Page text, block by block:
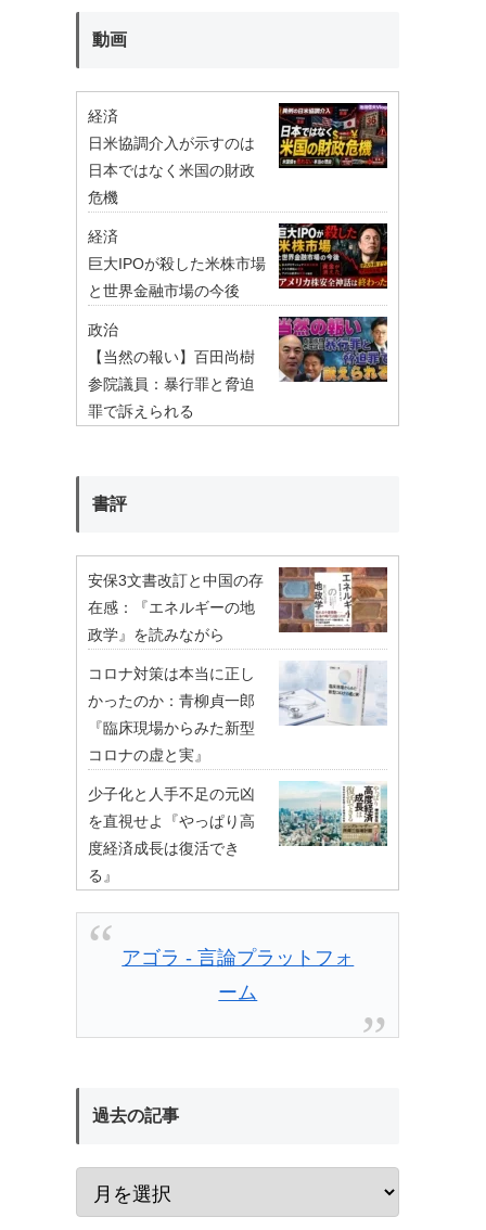
動画
経済
日米協調介入が示すのは
日本ではなく米国の財政
危機
経済
巨大IPOが殺した米株市場
と世界金融市場の今後
政治
【当然の報い】百田尚樹
参院議員：暴行罪と脅迫
罪で訴えられる
書評
安保3文書改訂と中国の存
在感：『エネルギーの地
政学』を読みながら
コロナ対策は本当に正し
かったのか：青柳貞一郎
『臨床現場からみた新型
コロナの虚と実』
少子化と人手不足の元凶
を直視せよ『やっぱり高
度経済成長は復活でき
る』
アゴラ - 言論プラットフォ
ーム
過去の記事